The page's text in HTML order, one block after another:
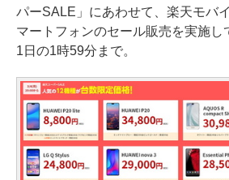
パーSALE」にあわせて、楽天モバ
マートフォンのセール販売を実施し
1日の1時59分まで。